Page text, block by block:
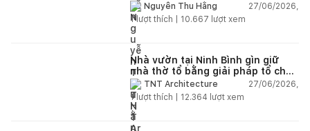
Nguyễn Thu Hằng
27/06/2026,
1lượt thích | 10.667 lượt xem
Nhà vườn tại Ninh Bình gìn giữ
nhà thờ tổ bằng giải pháp tổ chức
lại không gian
TNT Architecture
27/06/2026,
1lượt thích | 12.364 lượt xem